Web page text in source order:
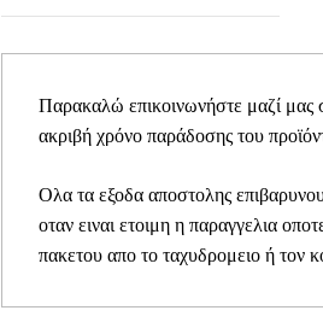
Παρακαλώ επικοινωνήστε μαζί μας
ακριβή χρόνο παράδοσης του
Ολα τα εξοδα αποστολης
οταν ειναι ετοιμη η παραγγελια
πακετου απο το ταχυδρομειο ή τον